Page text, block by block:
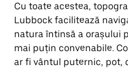
Cu toate acestea,
Lubbock facilitează
natura întinsă a orașului
mai puțin convenabile.
ar fi vântul puternic, pot,